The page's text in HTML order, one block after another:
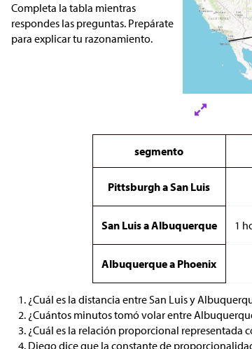
Completa la tabla mientras
respondes las preguntas. Prepárate
para explicar tu razonamiento.
segmento
Pittsburgh a San Luis
San Luis a Albuquerque 1
Albuquerque a Phoenix
¿Cuál es la distancia entre San Luis y
¿Cuántos minutos tomó volar entre
¿Cuál es la relación proporcional representada
Diego dice que la constante de